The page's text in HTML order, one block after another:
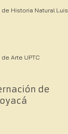
Historia Natural
Arte UPTC